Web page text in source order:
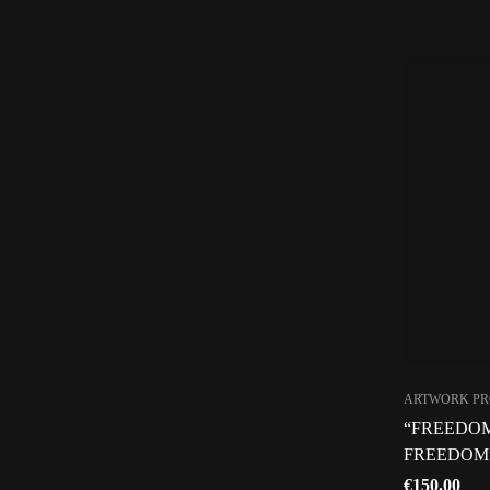
ARTWORK
€150.00